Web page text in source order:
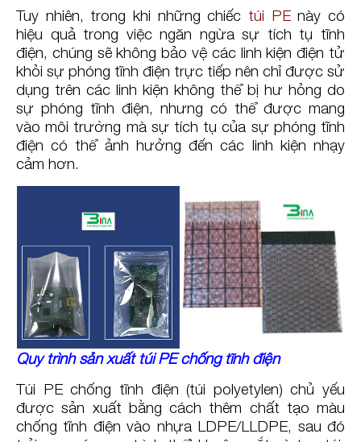
Tuy nhiên, trong khi những chiếc túi PEnày có
hiệu quả trong việc ngăn ngừa sự tích tụ tĩnh
điện, chúng sẽ không bảo vệ các linh kiện điện tử
khỏi sự phóng tĩnh điện trực tiếp nên chỉ được sử
dụng trên các linh kiện không thể bị hư hỏng do
sự phóng tĩnh điện, nhưng có thể được mang
vào môi trường mà sự tích tụ của sự phóng tĩnh
điện có thể ảnh hưởng đến các linh kiện nhạy
cảm hơn.
Quy trình sản xuất túi PE chống tĩnh điện
Túi PE chống tĩnh điện (túi polyetylen) chủ yếu
được sản xuất bằng cách thêm chất tạo màu
chống tĩnh điện vào nhựa LDPE/LLDPE, sau đó